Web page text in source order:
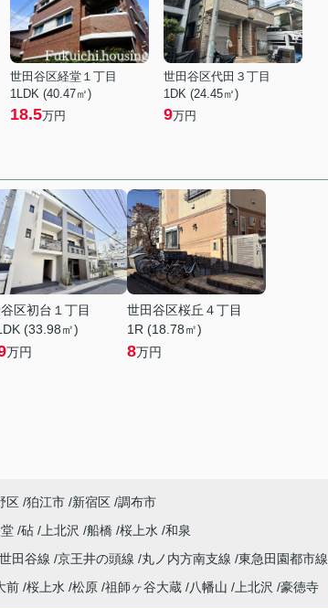
世田谷区経堂１丁目
1LDK (40.47㎡)
18.5万円
世田谷区代田３丁目
1DK (24.45㎡)
9万円
区初台１丁目
(33.98㎡)
万円
世田谷区桜丘４丁目
1R (18.78㎡)
8万円
区 狛江市 新宿区 調布市
砧 上北沢 船橋 桜上水 和泉
田谷線 京王井の頭線 丸ノ内方南支線 東急田園都市線
前 桜上水 松原 祖師ヶ谷大蔵 八幡山 上北沢 豪徳寺